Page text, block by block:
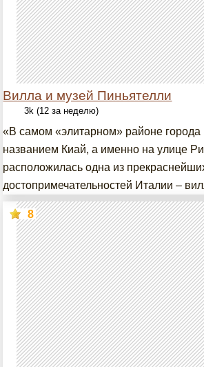
Вилла и музей Пиньятелли
3k (12 за неделю)
«В самом «элитарном» районе
названием Киай, а именно на улице
расположилась одна из
достопримечательностей Италии –
8